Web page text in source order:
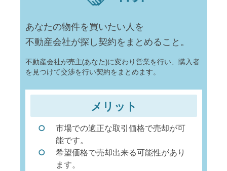
あなたの物件を買いたい人を
不動産会社が探し契約をまとめること。
不動産会社が売主(あなた)に変わり営業を行い、購入者
を見つけて交渉を行い契約をまとめます。
メリット
市場での適正な取引価格で売却が可
能です。
希望価格で売却出来る可能性があり
ます。